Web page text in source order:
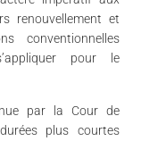
renouvellement et
conventionnelles
pour le
par la Cour de
plus courtes